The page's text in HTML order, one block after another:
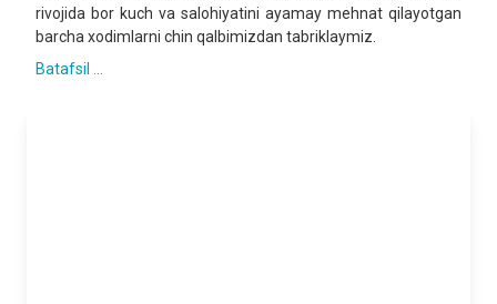
rivojida bor kuch va salohiyatini ayamay mehnat qilayotgan
barcha xodimlarni chin qalbimizdan tabriklaymiz.
Batafsil ...